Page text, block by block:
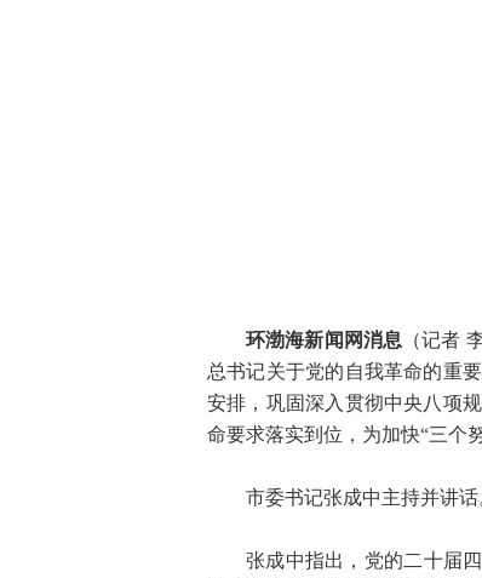
环渤海新闻网消息 （记者
总书记关于党的自我革命的重
安排，巩固深入贯彻中央八项
命要求落实到位，为加快“三个
市委书记张成中主持并讲
张成中指出，党的二十届